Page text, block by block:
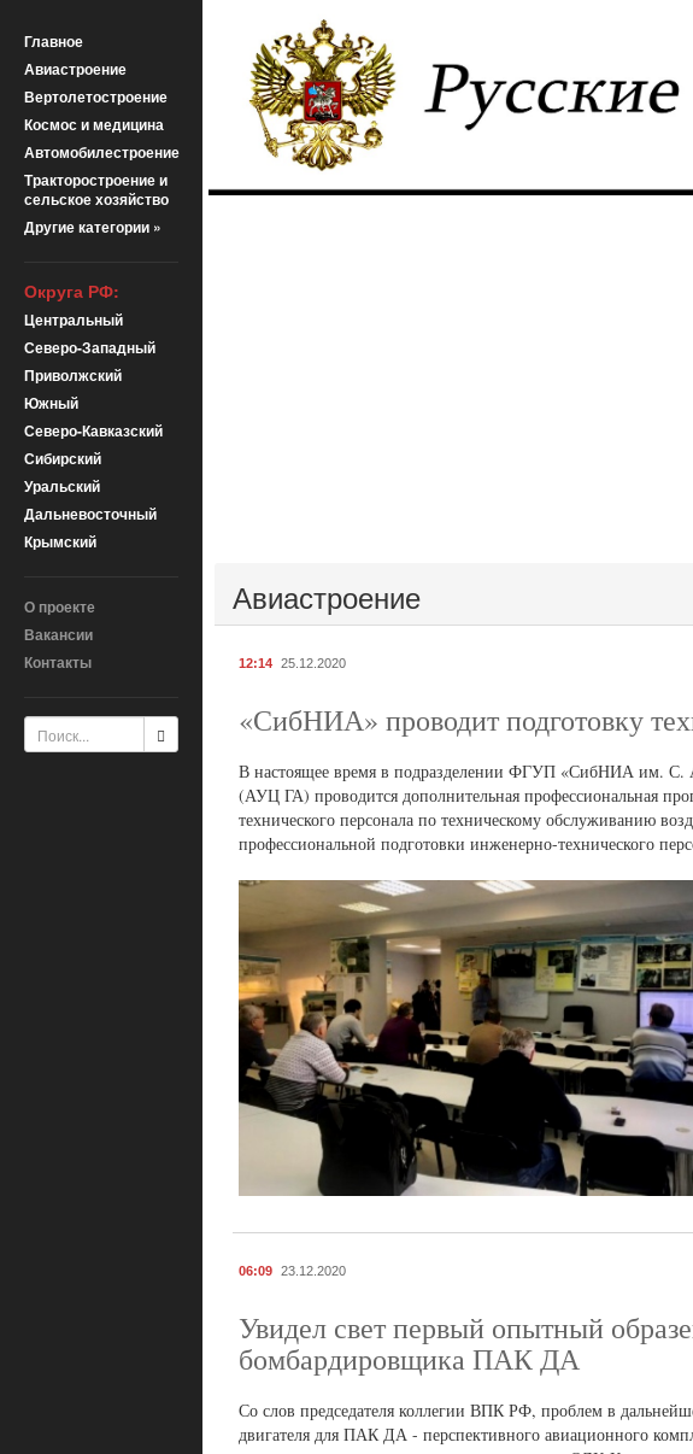
Главное
Авиастроение
Вертолетостроение
Космос и медицина
Автомобилестроение
Тракторостроение и
сельское хозяйство
Другие категории »
Округа РФ:
Центральный
Северо-Западный
Приволжский
Южный
Северо-Кавказский
Сибирский
Уральский
Дальневосточный
Крымский
О проекте
Вакансии
Контакты
Авиастроение
12:14 25.12.2020
«СибНИА» проводит подготовку
В настоящее время в подразделении ФГУП «СибНИА им. С.
(АУЦ ГА) проводится дополнительная профессиональная
технического персонала по техническому обслуживанию
профессиональной подготовки инженерно-технического
06:09 23.12.2020
Увидел свет первый опытный
бомбардировщика ПАК ДА
Со слов председателя коллегии ВПК РФ, проблем в
двигателя для ПАК ДА - перспективного авиационного